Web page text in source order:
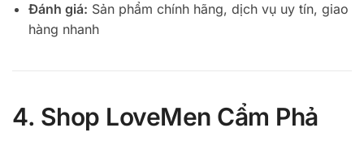
Đánh giá: Sản phẩm chính hãng, dịch vụ uy tín, giao
hàng nhanh
4. Shop LoveMen Cẩm Phả